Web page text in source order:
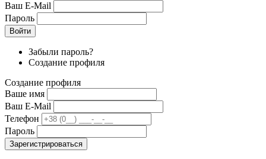
Ваш E-Mail
Пароль
Войти
Забыли пароль?
Создание профиля
Создание профиля
Ваше имя
Ваш E-Mail
Телефон
Пароль
Зарегистрироваться